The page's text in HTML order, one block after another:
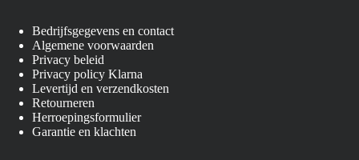
Bedrijfsgegevens en contact
Algemene voorwaarden
Privacy beleid
Privacy policy Klarna
Levertijd en verzendkosten
Retourneren
Herroepingsformulier
Garantie en klachten